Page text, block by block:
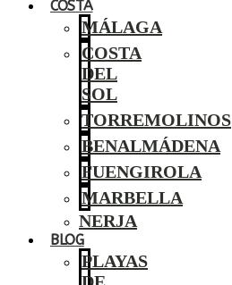
COSTA
MÁLAGA
COSTA
DEL
SOL
TORREMOLINOS
BENALMÁDENA
FUENGIROLA
MARBELLA
NERJA
BLOG
PLAYAS